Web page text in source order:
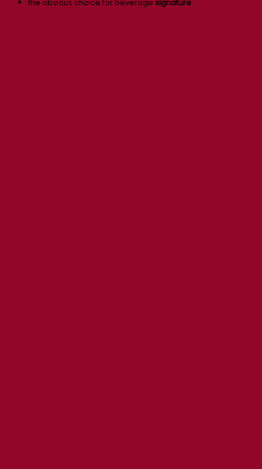
the obvious choice for beverage signature